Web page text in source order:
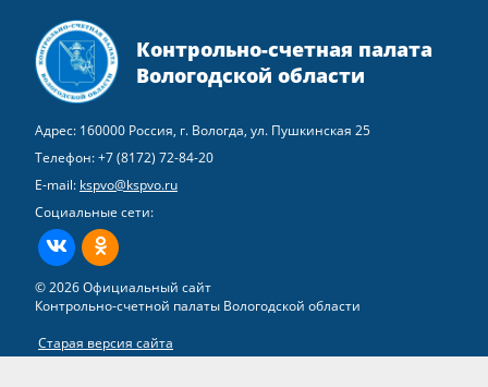
Контрольно-счетная палата
Вологодской области
Адрес: 160000 Россия, г. Вологда, ул. Пушкинская 25
Телефон:+7 (8172) 72-84-20
E-mail: kspvo@kspvo.ru
Социальные сети:
ВКонтактеОдноклассники
© 2026 Официальный сайт
Контрольно-счетной палаты Вологодской области
Старая версия сайта